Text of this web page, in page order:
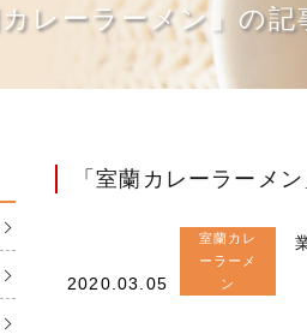
レーラーメン」の記
「室蘭カレーラーメ
2020.03.05
室蘭カレ
ーラーメ
ン